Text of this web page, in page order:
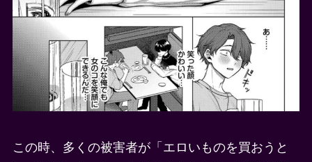
この時、多くの被害者が「エロいものを買おうと